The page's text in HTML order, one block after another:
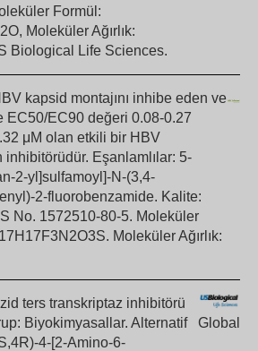
Formül:
Moleküler Ağırlık:
Biological Life Sciences.
kapsid montajını inhibe eden ve
EC50/EC90 değeri 0.08-0.27
μM olan etkili bir HBV
inhibitörüdür. Eşanlamlılar: 5-
2-yl]sulfamoyl]-N-(3,4-
2-fluorobenzamide. Kalite:
No. 1572510-80-5. Moleküler
Moleküler Ağırlık:
ters transkriptaz inhibitörü
Biyokimyasallar. Alternatif
4-[2-Amino-6-
Global